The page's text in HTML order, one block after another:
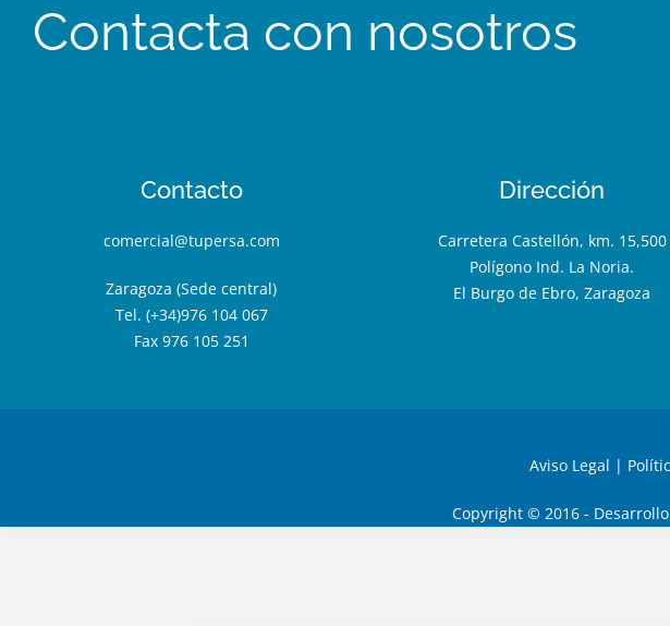
Contacta con nosotros
Contacto
comercial@tupersa.com
Zaragoza (Sede central)
Tel. (+34)976 104 067
Fax 976 105 251
Dirección
Carretera Castellón, km. 15,500
Polígono Ind. La Noria.
El Burgo de Ebro, Zaragoza
Aviso Legal |
Copyright © 2016 -